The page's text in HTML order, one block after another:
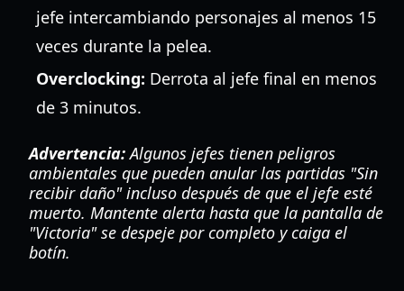
jefe intercambiando personajes al menos 15
veces durante la pelea.
Overclocking: Derrota al jefe final en menos
de 3 minutos.
Advertencia:Algunos jefes tienen peligros
ambientales que pueden anular las partidas "Sin
recibir daño" incluso después de que el jefe esté
muerto. Mantente alerta hasta que la pantalla de
"Victoria" se despeje por completo y caiga el
botín.